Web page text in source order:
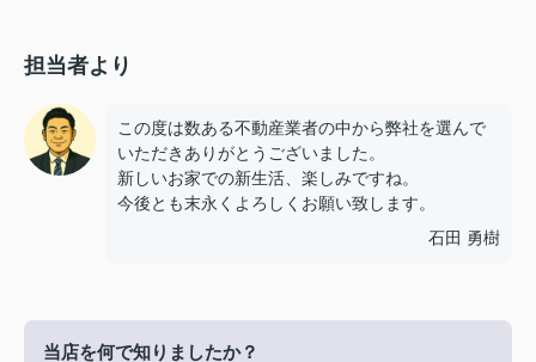
担当者より
この度は数ある不動産業者の中から弊社を選んで
いただきありがとうございました。
新しいお家での新生活、楽しみですね。
今後とも末永くよろしくお願い致します。
石田 勇樹
当店を何で知りましたか？